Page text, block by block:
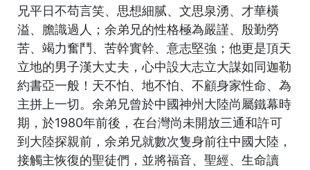
兄平日不苟言笑、思想細腻、文思泉湧、才華橫
溢、膽識過人；余弟兄的性格極為嚴謹、殷勤勞
苦、竭力奮鬥、苦幹實幹、意志堅強；他更是頂天
立地的男子漢大丈夫，心中設大志立大謀如同迦勒
約書亞一般！天不怕、地不怕、不顧身家性命、為
主拼上一切。余弟兄曾於中國神州大陸尚屬鐵幕時
期，於1980年前後，在台灣尚未開放三通和許可
到大陸探親前，余弟兄就數次隻身前往中國大陸，
接觸主恢復的聖徒們，並將福音、聖經、生命讀